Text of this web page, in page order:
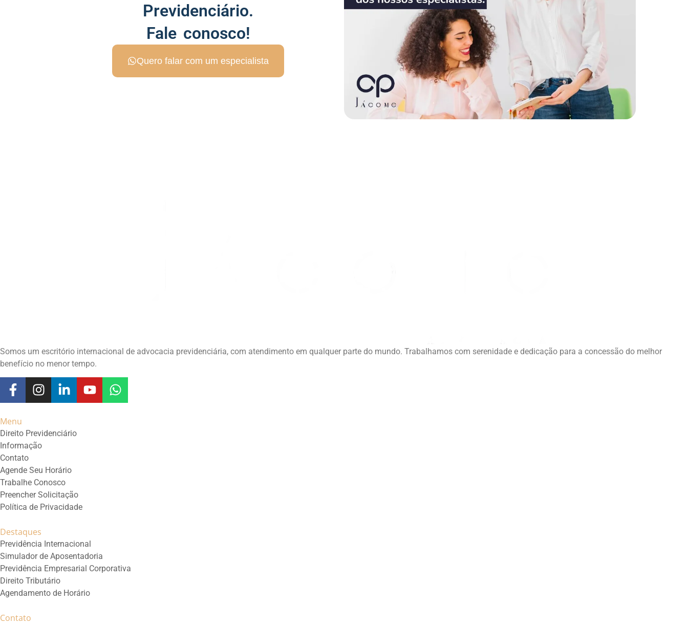
Previdenciário.
Fale conosco!
Quero falar com um especialista
Somos um escritório internacional de advocacia previdenciária, com atendimento em qualquer parte do mundo. Trabalhamos com serenidade e dedicação para a concessão do melhor
benefício no menor tempo.
Menu
Direito Previdenciário
Informação
Contato
Agende Seu Horário
Trabalhe Conosco
Preencher Solicitação
Política de Privacidade
Destaques
Previdência Internacional
Simulador de Aposentadoria
Previdência Empresarial Corporativa
Direito Tributário
Agendamento de Horário
Contato